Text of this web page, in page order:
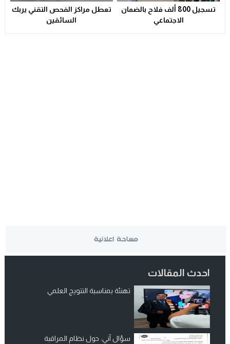
تسجيل 800 ألف فلاح بالضمان
الاجتماعي
تعطل مراكز الفحص التقني يربك
السائقين
احدث المقالات
تهنئة بمناسبة التتويج العلمي
سؤال آني: حول نظام المراقبة